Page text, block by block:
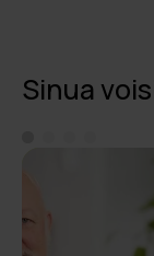
Sinua